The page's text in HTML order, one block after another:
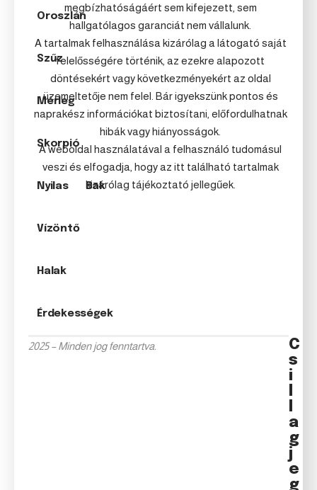
Oroszlán
Szűz
Mérleg
Skorpió
Nyilas Bak
Vízöntő
Halak
Érdekességek
megbízhatóságáért sem kifejezett, sem
hallgatólagos garanciát nem vállalunk.
A tartalmak felhasználása kizárólag a látogató saját
felelősségére történik, az ezekre alapozott
döntésekért vagy következményekért az oldal
üzemeltetője nem felel. Bár igyekszünk pontos és
naprakész információkat biztosítani, előfordulhatnak
hibák vagy hiányosságok.
A weboldal használatával a felhasználó tudomásul
veszi és elfogadja, hogy az itt található tartalmak
kizárólag tájékoztató jellegűek.
2025 – Minden jog fenntartva.
C
s
i
a
g
j
e
g